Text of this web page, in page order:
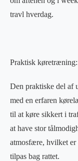
travl hverdag.
Praktisk køretræning:
Den praktiske del af
med en erfaren
til at køre sikkert i
at have stor
atmosfære, hvilket er
tilpas bag rattet.